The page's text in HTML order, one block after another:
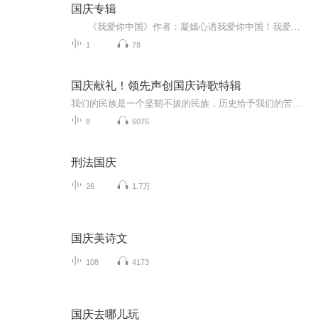
国庆专辑
1 78
国庆献礼！领先声创国庆诗歌特辑
8 6076
刑法国庆
26 1.7万
国庆美诗文
108 4173
国庆去哪儿玩